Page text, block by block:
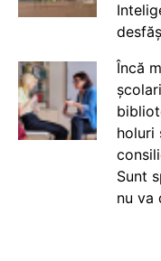
Încă
holuri
Sunt
nu va